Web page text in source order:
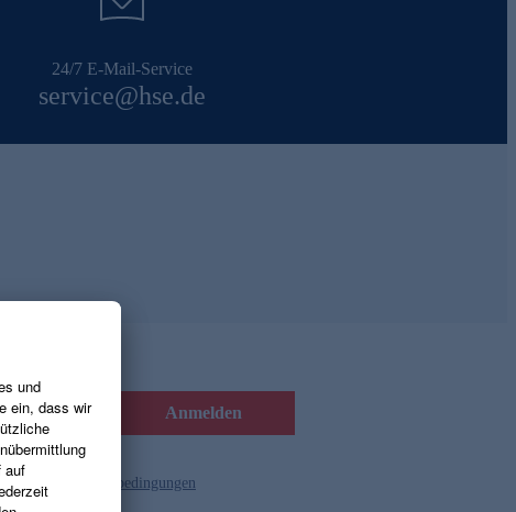
24/7 E-Mail-Service
service@hse.de
Anmelden
und die Gutscheinbedingungen